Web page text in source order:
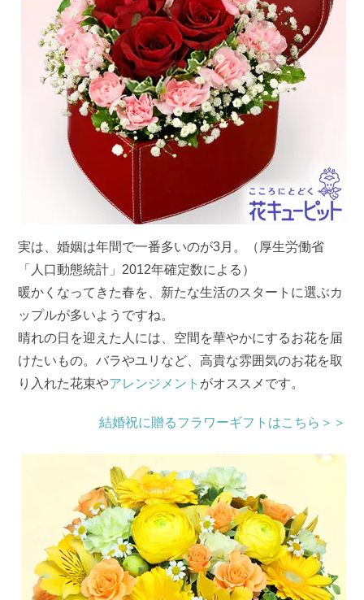
実は、婚姻は年間で一番多いのが3月。（厚生労働省
「人口動態統計」2012年確定数による）
暖かくなってきた春を、新たな生活のスタートに選ぶカ
ップルが多いようですね。
晴れの日を迎えた人には、空間を華やかにするお花を届
けたいもの。バラやユリなど、高貴な雰囲気のお花を取
り入れた花束やアレンジメント がオススメです。
結婚祝に贈るフラワーギフトはこちら＞＞